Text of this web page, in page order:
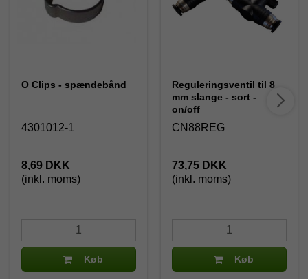
O Clips - spændebånd
4301012-1
8,69 DKK
(inkl. moms)
Køb
Reguleringsventil til 8
mm slange - sort -
on/off
CN88REG
73,75 DKK
(inkl. moms)
Køb